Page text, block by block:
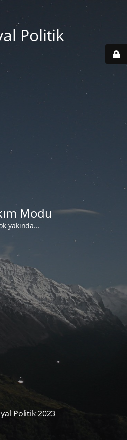
Politik
Modu
yakında...
Politik 2023